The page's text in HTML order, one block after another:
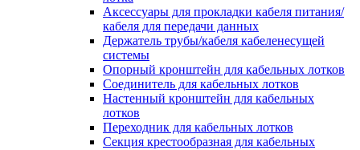
Аксессуары для прокладки кабеля питания/
кабеля для передачи данных
Держатель трубы/кабеля кабеленесущей
системы
Опорный кронштейн для кабельных лотков
Соединитель для кабельных лотков
Настенный кронштейн для кабельных
лотков
Переходник для кабельных лотков
Секция крестообразная для кабельных